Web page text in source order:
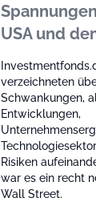
USA und
verzeichneten
Schwankungen,
Entwicklungen,
Risiken
war es ein recht
Wall Street.